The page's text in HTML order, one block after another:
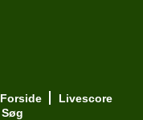
Forside
Livescore
Søg